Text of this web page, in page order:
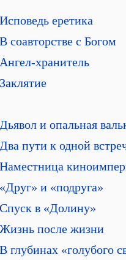
Исповедь еретика
В соавторстве с Богом
Ангел-хранитель
Заклятие
Дьявол и опальная
Два пути к одной
Наместница
«Друг» и «подруга»
Спуск в «Долину»
Жизнь после жизни
В глубинах «голубого